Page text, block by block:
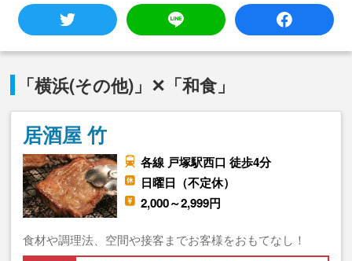
「横浜(その他)」✕「和食」
居酒屋 竹
各線 戸塚駅西口 徒歩4分
日曜日（不定休）
2,000～2,999円
食材や調理法、空間や接客までお客様をおもてなし！